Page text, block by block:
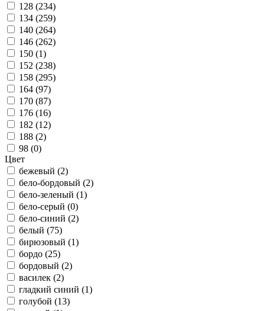
128 (234)
134 (259)
140 (264)
146 (262)
150 (1)
152 (238)
158 (295)
164 (97)
170 (87)
176 (16)
182 (12)
188 (2)
98 (0)
Цвет
бежевый (2)
бело-бордовый (2)
бело-зеленый (1)
бело-серый (0)
бело-синий (2)
белый (75)
бирюзовый (1)
бордо (25)
бордовый (2)
василек (2)
гладкий синий (1)
голубой (13)